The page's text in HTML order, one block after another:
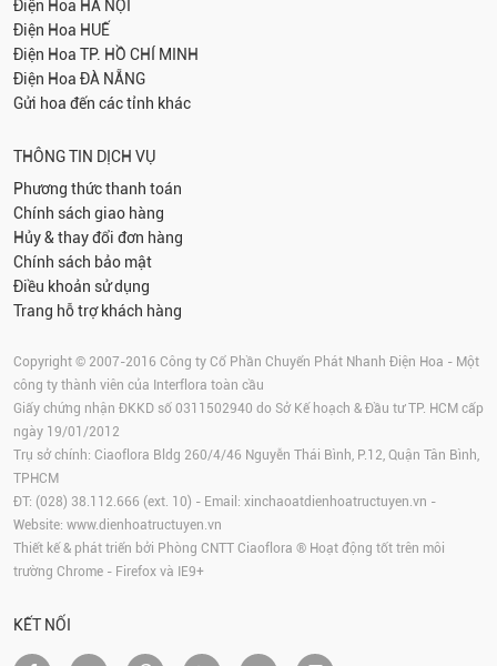
Điện Hoa HÀ NỘI
Điện Hoa HUẾ
Điện Hoa TP. HỒ CHÍ MINH
Điện Hoa ĐÀ NẴNG
Gửi hoa đến các tỉnh khác
THÔNG TIN DỊCH VỤ
Phương thức thanh toán
Chính sách giao hàng
Hủy & thay đổi đơn hàng
Chính sách bảo mật
Điều khoản sử dụng
Trang hỗ trợ khách hàng
Copyright © 2007-2016 Công ty Cổ Phần Chuyển Phát Nhanh Điện Hoa - Một
công ty thành viên của Interflora toàn cầu
Giấy chứng nhận ĐKKD số 0311502940 do Sở Kế hoạch & Đầu tư TP. HCM cấp
ngày 19/01/2012
Trụ sở chính: Ciaoflora Bldg 260/4/46 Nguyễn Thái Bình, P.12, Quận Tân Bình,
TPHCM
ĐT: (028) 38.112.666 (ext. 10) - Email: xinchaoatdienhoatructuyen.vn -
Website: www.dienhoatructuyen.vn
Thiết kế & phát triển bởi Phòng CNTT Ciaoflora ® Hoạt động tốt trên môi
trường Chrome - Firefox và IE9+
KẾT NỐI